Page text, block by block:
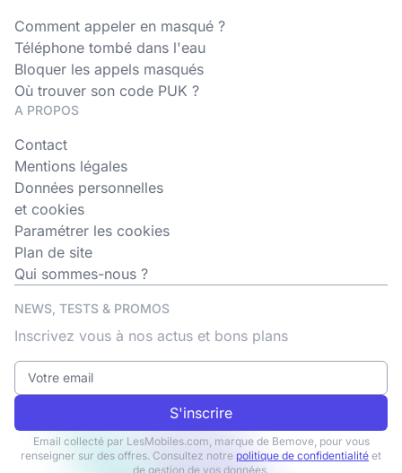
Comment appeler en masqué ?
Téléphone tombé dans l'eau
Bloquer les appels masqués
Où trouver son code PUK ?
A PROPOS
Contact
Mentions légales
Données personnelles
et cookies
Paramétrer les cookies
Plan de site
Qui sommes-nous ?
NEWS, TESTS & PROMOS
Inscrivez vous à nos actus et bons plans
S'inscrire
Email collecté par LesMobiles.com, marque de Bemove, pour vous
renseigner sur des offres. Consultez notre politique de confidentialité et
de gestion de vos données.